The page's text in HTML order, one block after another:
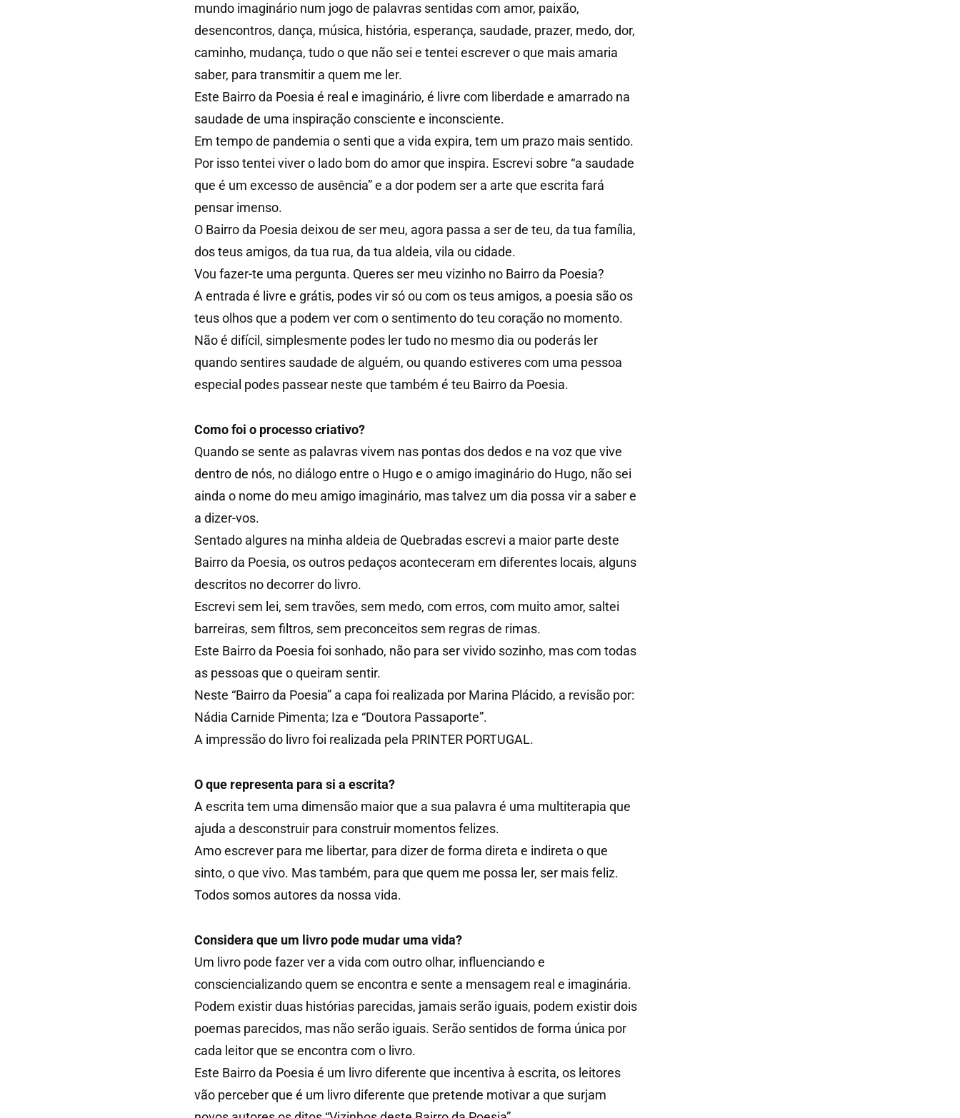
mundo imaginário num jogo de palavras sentidas com amor, paixão,
desencontros, dança, música, história, esperança, saudade, prazer, medo, dor,
caminho, mudança, tudo o que não sei e tentei escrever o que mais amaria
saber, para transmitir a quem me ler.
Este Bairro da Poesia é real e imaginário, é livre com liberdade e amarrado na
saudade de uma inspiração consciente e inconsciente.
Em tempo de pandemia o senti que a vida expira, tem um prazo mais sentido.
Por isso tentei viver o lado bom do amor que inspira. Escrevi sobre “a saudade
que é um excesso de ausência” e a dor podem ser a arte que escrita fará
pensar imenso.
O Bairro da Poesia deixou de ser meu, agora passa a ser de teu, da tua família,
dos teus amigos, da tua rua, da tua aldeia, vila ou cidade.
Vou fazer-te uma pergunta. Queres ser meu vizinho no Bairro da Poesia?
A entrada é livre e grátis, podes vir só ou com os teus amigos, a poesia são os
teus olhos que a podem ver com o sentimento do teu coração no momento.
Não é difícil, simplesmente podes ler tudo no mesmo dia ou poderás ler
quando sentires saudade de alguém, ou quando estiveres com uma pessoa
especial podes passear neste que também é teu Bairro da Poesia.
Como foi o processo criativo?
Quando se sente as palavras vivem nas pontas dos dedos e na voz que vive
dentro de nós, no diálogo entre o Hugo e o amigo imaginário do Hugo, não sei
ainda o nome do meu amigo imaginário, mas talvez um dia possa vir a saber e
a dizer-vos.
Sentado algures na minha aldeia de Quebradas escrevi a maior parte deste
Bairro da Poesia, os outros pedaços aconteceram em diferentes locais, alguns
descritos no decorrer do livro.
Escrevi sem lei, sem travões, sem medo, com erros, com muito amor, saltei
barreiras, sem filtros, sem preconceitos sem regras de rimas.
Este Bairro da Poesia foi sonhado, não para ser vivido sozinho, mas com todas
as pessoas que o queiram sentir.
Neste “Bairro da Poesia” a capa foi realizada por Marina Plácido, a revisão por:
Nádia Carnide Pimenta; Iza e “Doutora Passaporte”.
A impressão do livro foi realizada pela PRINTER PORTUGAL.
O que representa para si a escrita?
A escrita tem uma dimensão maior que a sua palavra é uma multiterapia que
ajuda a desconstruir para construir momentos felizes.
Amo escrever para me libertar, para dizer de forma direta e indireta o que
sinto, o que vivo. Mas também, para que quem me possa ler, ser mais feliz.
Todos somos autores da nossa vida.
Considera que um livro pode mudar uma vida?
Um livro pode fazer ver a vida com outro olhar, influenciando e
consciencializando quem se encontra e sente a mensagem real e imaginária.
Podem existir duas histórias parecidas, jamais serão iguais, podem existir dois
poemas parecidos, mas não serão iguais. Serão sentidos de forma única por
cada leitor que se encontra com o livro.
Este Bairro da Poesia é um livro diferente que incentiva à escrita, os leitores
vão perceber que é um livro diferente que pretende motivar a que surjam